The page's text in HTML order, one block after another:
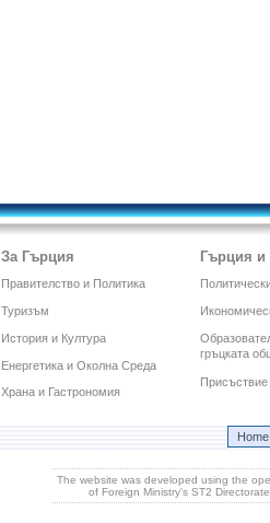
За Гърция
Правителство и Политика
Туризъм
История и Култура
Енергетика и Околна Среда
Храна и Гастрономия
Гърция и
гръцката
Home
The website was developed using the
of Foreign Ministry's ST2